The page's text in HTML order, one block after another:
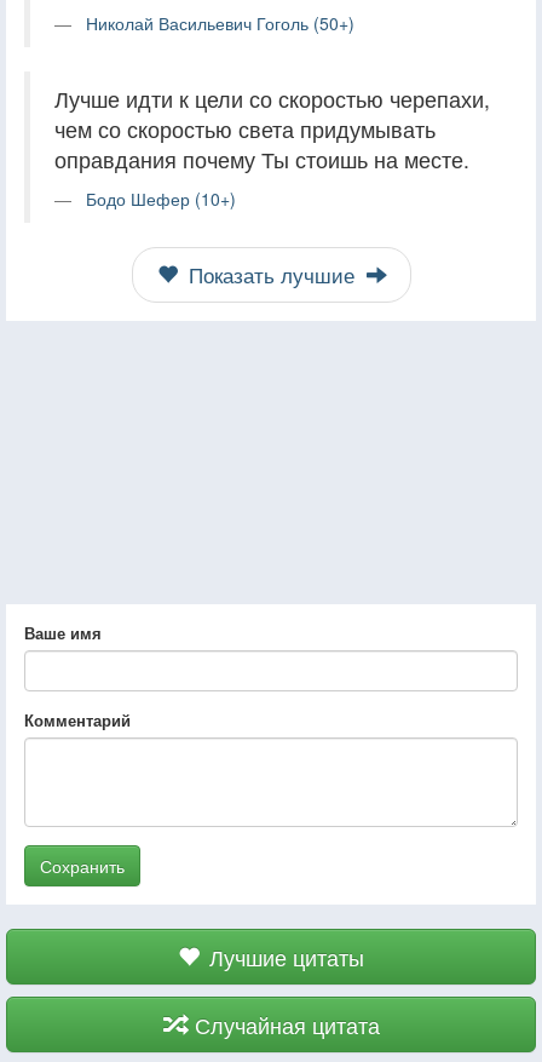
Николай Васильевич Гоголь (50+)
Лучше идти к цели со скоростью черепахи,
чем со скоростью света придумывать
оправдания почему Ты стоишь на месте.
Бодо Шефер (10+)
Показать лучшие
Ваше имя
Комментарий
Сохранить
Лучшие цитаты
Случайная цитата